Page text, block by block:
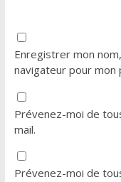
Enregistrer mon
navigateur pour mon
Prévenez-moi de
mail.
Prévenez-moi de